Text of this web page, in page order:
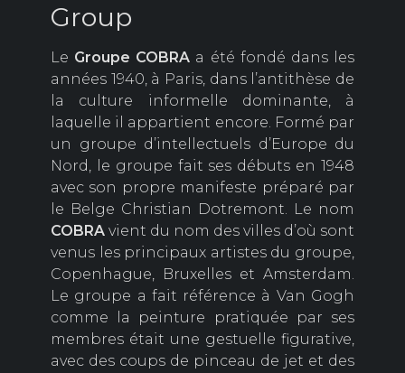
Group
Le Groupe COBRA a été fondé dans les
années 1940, à Paris, dans l’antithèse de
la culture informelle dominante, à
laquelle il appartient encore. Formé par
un groupe d’intellectuels d’Europe du
Nord, le groupe fait ses débuts en 1948
avec son propre manifeste préparé par
le Belge Christian Dotremont. Le nom
COBRA vient du nom des villes d’où sont
venus les principaux artistes du groupe,
Copenhague, Bruxelles et Amsterdam.
Le groupe a fait référence à Van Gogh
comme la peinture pratiquée par ses
membres était une gestuelle figurative,
avec des coups de pinceau de jet et des